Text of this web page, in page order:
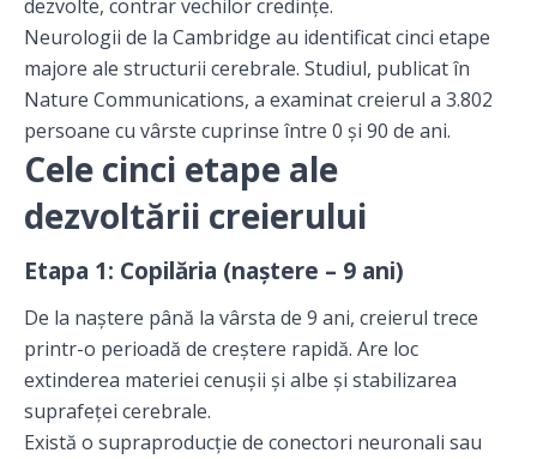
dezvolte, contrar vechilor credințe.
Neurologii de la Cambridge au identificat cinci etape
majore ale structurii cerebrale. Studiul, publicat în
Nature Communications, a examinat creierul a 3.802
persoane cu vârste cuprinse între 0 și 90 de ani.
Cele cinci etape ale
dezvoltării creierului
Etapa 1: Copilăria (naștere – 9 ani)
De la naștere până la vârsta de 9 ani, creierul trece
printr-o perioadă de creștere rapidă. Are loc
extinderea materiei cenușii și albe și stabilizarea
suprafeței cerebrale.
Există o supraproducție de conectori neuronali sau